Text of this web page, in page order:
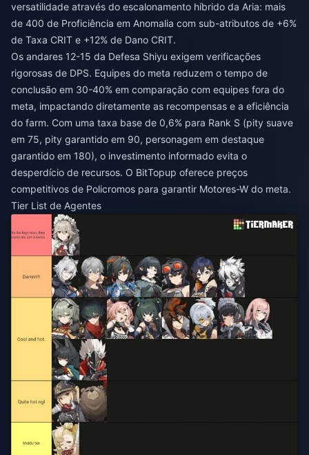
versatilidade através do escalonamento híbrido da Aria: mais
de 400 de Proficiência em Anomalia com sub-atributos de +6%
de Taxa CRIT e +12% de Dano CRIT.
Os andares 12-15 da Defesa Shiyu exigem verificações
rigorosas de DPS. Equipes do meta reduzem o tempo de
conclusão em 30-40% em comparação com equipes fora do
meta, impactando diretamente as recompensas e a eficiência
do farm. Com uma taxa base de 0,6% para Rank S (pity suave
em 75, pity garantido em 90, personagem em destaque
garantido em 180), o investimento informado evita o
desperdício de recursos. O BitTopup oferece preços
competitivos de Policromos para garantir Motores-W do meta.
Tier List de Agentes